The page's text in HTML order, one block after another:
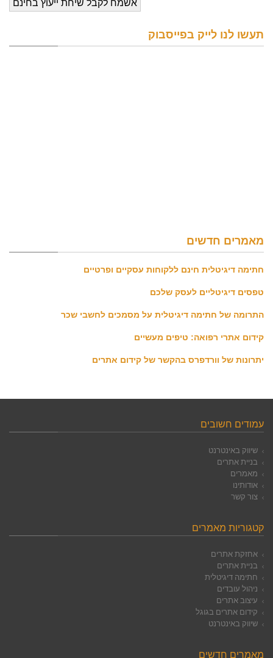
תעשו לנו לייק בפייסבוק
מאמרים חדשים
חתימה דיגיטלית חינם ללקוחות עסקיים ופרטיים
טפסים דיגיטליים לעסק שלכם
התרומה של חתימה דיגיטלית על מסמכים לחשבי שכר
קידום אתרי רפואה: טיפים מעשיים
יתרונות של וורדפרס בהקשר של קידום אתרים
עמודים חשובים
שיווק באינטרנט
בניית אתרים
מאמרים
אודותינו
צור קשר
קטגוריות מאמרים
אחזקת אתרים
בניית אתרים
חתימה דיגיטלית
ניהול עובדים
עיצוב אתרים
קידום אתרים בגוגל
שיווק באינטרנט
מאמרים חדשים